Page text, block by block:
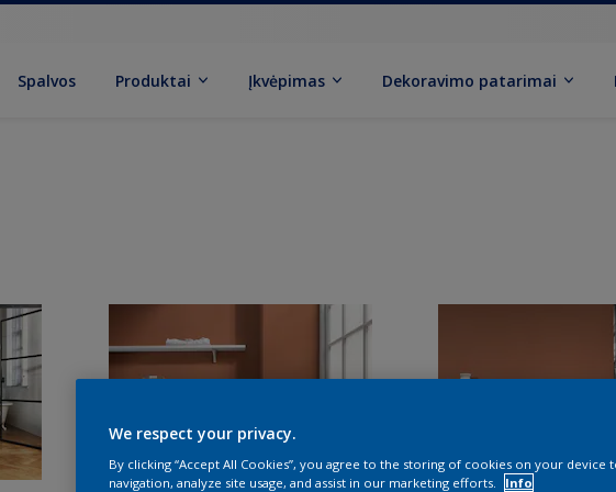
Spalvos Produktai Įkvėpimas Dekoravimo patarimai
We respect your privacy.
By clicking “Accept All Cookies”, you agree to the storing of cookies on your device
navigation, analyze site usage, and assist in our marketing efforts.
Info